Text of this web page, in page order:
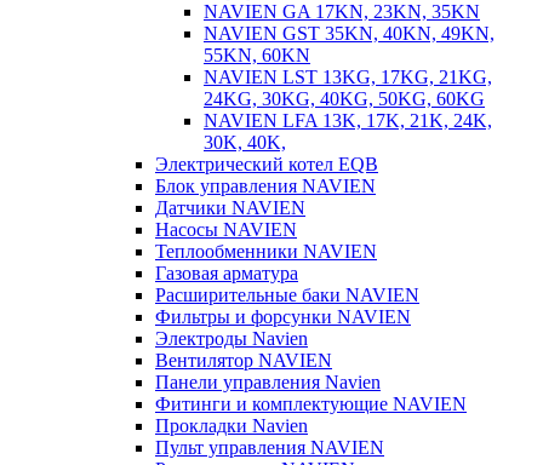
NAVIEN GA 17KN, 23KN, 35KN
NAVIEN GST 35KN, 40KN, 49KN,
55KN, 60KN
NAVIEN LST 13KG, 17KG, 21KG,
24KG, 30KG, 40KG, 50KG, 60KG
NAVIEN LFA 13K, 17K, 21K, 24K,
30K, 40K,
Электрический котел EQB
Блок управления NAVIEN
Датчики NAVIEN
Насосы NAVIEN
Теплообменники NAVIEN
Газовая арматура
Расширительные баки NAVIEN
Фильтры и форсунки NAVIEN
Электроды Navien
Вентилятор NAVIEN
Панели управления Navien
Фитинги и комплектующие NAVIEN
Прокладки Navien
Пульт управления NAVIEN